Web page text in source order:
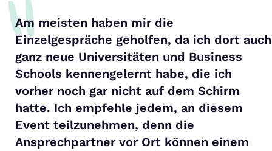
Am meisten haben mir die
Einzelgespräche geholfen, da ich dort auch
ganz neue Universitäten und Business
Schools kennengelernt habe, die ich
vorher noch gar nicht auf dem Schirm
hatte. Ich empfehle jedem, an diesem
Event teilzunehmen, denn die
Ansprechpartner vor Ort können einem